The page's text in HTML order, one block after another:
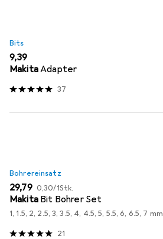
Bits
EUR
9,39
MakitaAdapter
37
Bohrereinsatz
EUR
29,79 EUR
0,30/1Stk.
Makita Bit Bohrer Set
1, 1.5, 2, 2.5, 3, 3.5, 4, 4.5, 5, 5.5, 6, 6.5, 7 mm
21